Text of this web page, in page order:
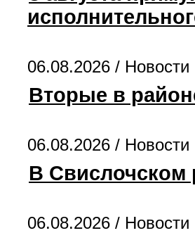
06.08.2026 / Новости
Вторые в
06.08.2026 / Новости
В Свислочском
06.08.2026 / Новости